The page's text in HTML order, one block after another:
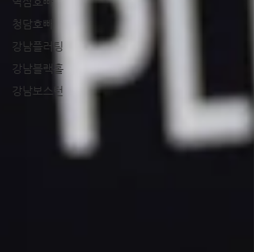
청담호빠
강남플러팅
강남블랙홀
강남보스턴